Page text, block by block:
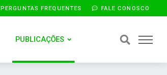
PERGUNTAS FREQUENTES FALE CONOSCO
PUBLICAÇÕES